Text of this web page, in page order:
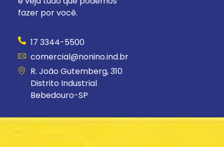
fazer por você.
17 3344-5500
comercial@nonino.ind.br
R. João Gutemberg, 310
Distrito Industrial
Bebedouro-SP